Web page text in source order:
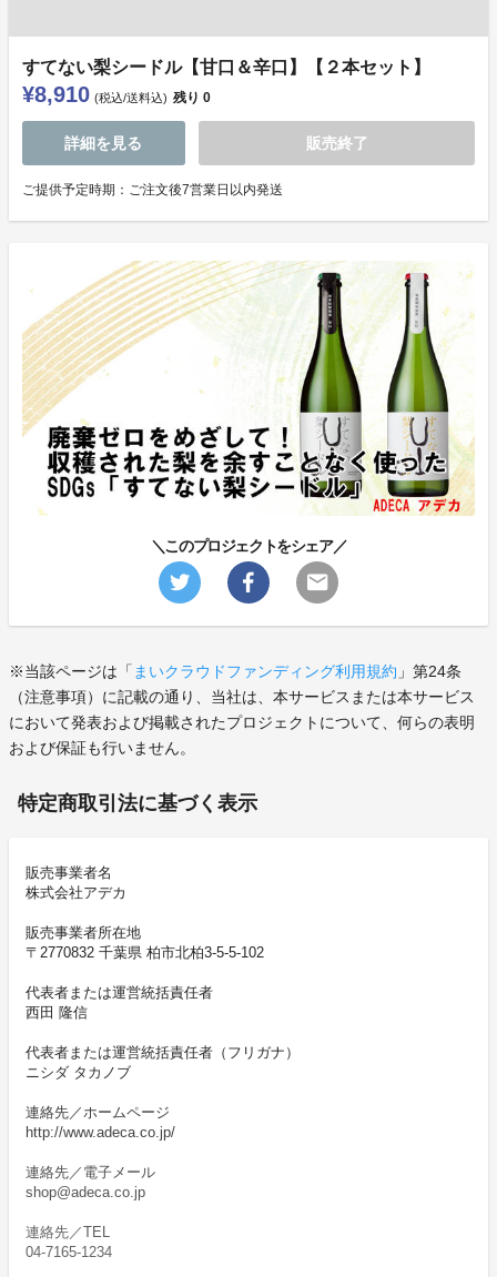
すてない梨シードル【甘口＆辛口】【２本セット】
¥8,910 (税込/送料込) 残り 0
詳細を見る 販売終了
ご提供予定時期：ご注文後7営業日以内発送
＼このプロジェクトをシェア／
※当該ページは「 まいクラウドファンディング利用規約 」第24条
（注意事項）に記載の通り、当社は、本サービスまたは本サービス
において発表および掲載されたプロジェクトについて、何らの表明
および保証も行いません。
特定商取引法に基づく表示
販売事業者名
株式会社アデカ
販売事業者所在地
〒2770832 千葉県 柏市北柏3-5-5-102
代表者または運営統括責任者
西田 隆信
代表者または運営統括責任者（フリガナ）
ニシダ タカノブ
連絡先／ホームページ
http://www.adeca.co.jp/
連絡先／電子メール
shop@adeca.co.jp
連絡先／TEL
04-7165-1234